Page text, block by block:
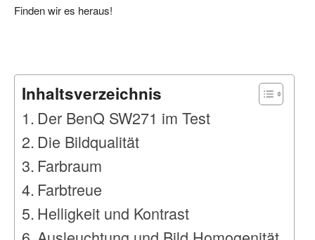
Finden wir es heraus!
Inhaltsverzeichnis
Der BenQ SW271 im Test
Die Bildqualität
Farbraum
Farbtreue
Helligkeit und Kontrast